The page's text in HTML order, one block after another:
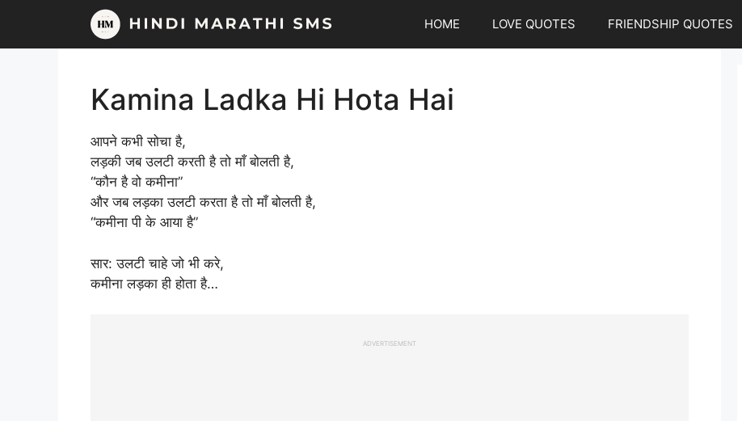
content
HOME LOVE QUOTES FRIENDSHIP QUOTES
Kamina Ladka Hi Hota Hai
आपने कभी सोचा है,
लड़की जब उलटी करती है तो माँ बोलती है,
“कौन है वो कमीना”
और जब लड़का उलटी करता है तो माँ बोलती है,
“कमीना पी के आया है”
सार: उलटी चाहे जो भी करे,
कमीना लड़का ही होता है…
ADVERTISEMENT